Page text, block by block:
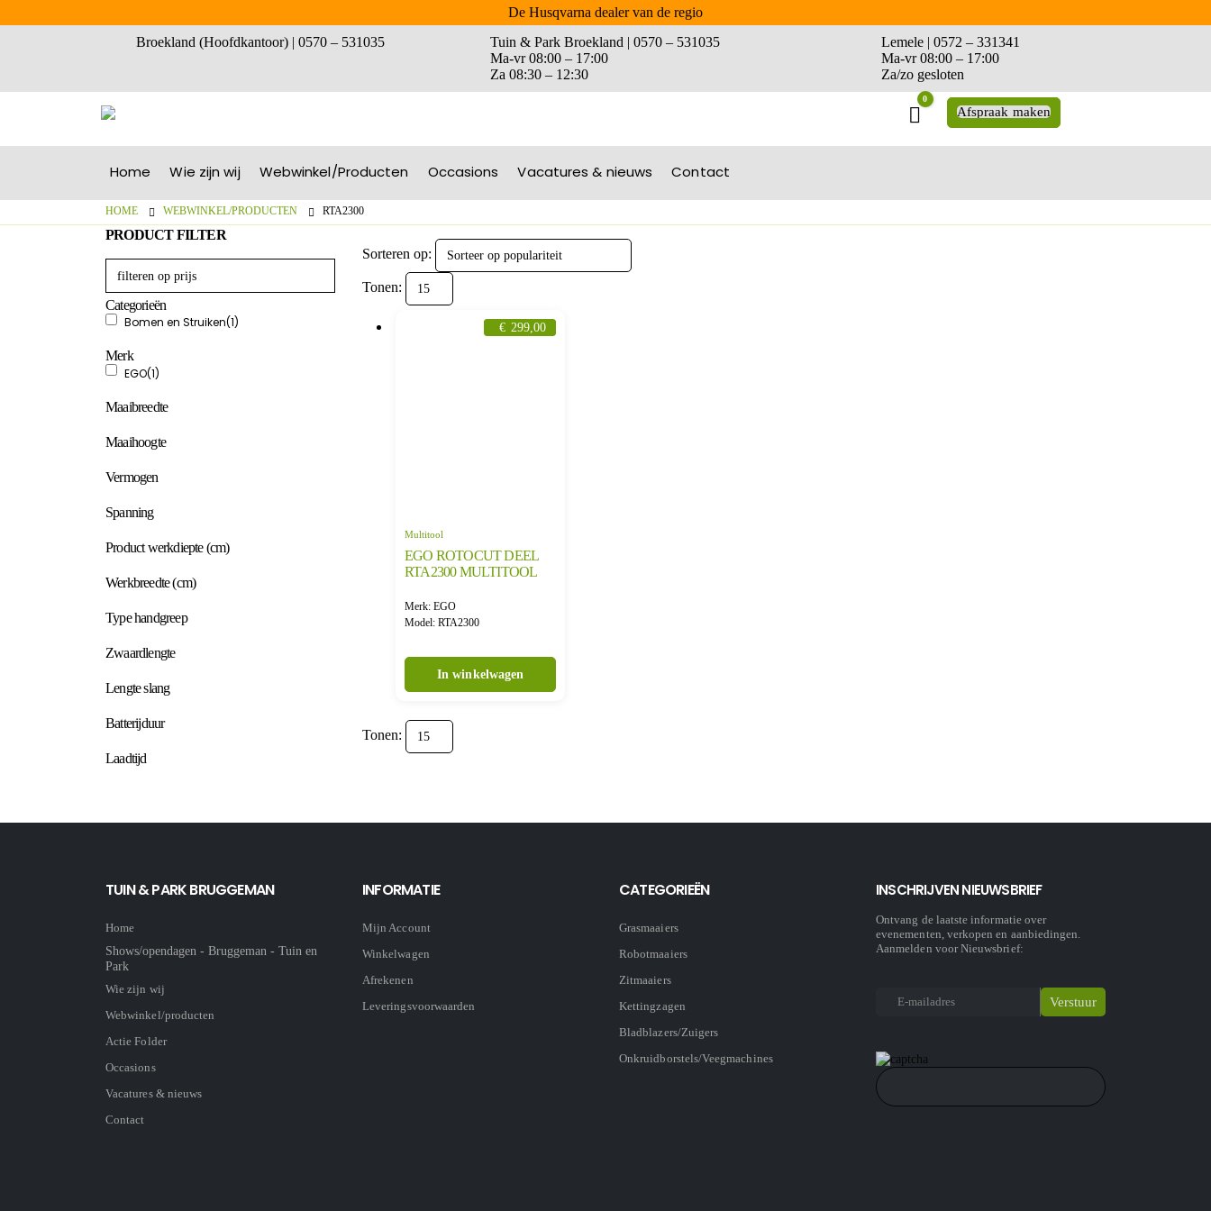
De Husqvarna dealer van de regio
Broekland (Hoofdkantoor) | 0570 – 531035
Tuin & Park Broekland | 0570 – 531035
Ma-vr 08:00 – 17:00
Za 08:30 – 12:30
Lemele | 0572 – 331341
Ma-vr 08:00 – 17:00
Za/zo gesloten
Winkelwagen
0
Afspraak maken
Home Wie zijn wij Webwinkel/Producten Occasions Vacatures & nieuws Contact
HOME WEBWINKEL/PRODUCTEN RTA2300
Sorteren op:
Tonen:
€ 299,00
Multitool
EGO ROTOCUT DEEL
RTA2300 MULTITOOL
Merk: EGO
Model: RTA2300
In winkelwagen
Tonen:
PRODUCT FILTER
Categorieën
Bomen en Struiken(1)
Merk
EGO(1)
Maaibreedte
Maaihoogte
Vermogen
Spanning
Product werkdiepte (cm)
Werkbreedte (cm)
Type handgreep
Zwaardlengte
Lengte slang
Batterijduur
Laadtijd
TUIN & PARK BRUGGEMAN
Home
Shows/opendagen - Bruggeman - Tuin en
Park
Wie zijn wij
Webwinkel/producten
Actie Folder
Occasions
Vacatures & nieuws
Contact
INFORMATIE
Mijn Account
Winkelwagen
Afrekenen
Leveringsvoorwaarden
CATEGORIEËN
Grasmaaiers
Robotmaaiers
Zitmaaiers
Kettingzagen
Bladblazers/Zuigers
Onkruidborstels/Veegmachines
INSCHRIJVEN NIEUWSBRIEF
Ontvang de laatste informatie over
evenementen, verkopen en aanbiedingen.
Aanmelden voor Nieuwsbrief: